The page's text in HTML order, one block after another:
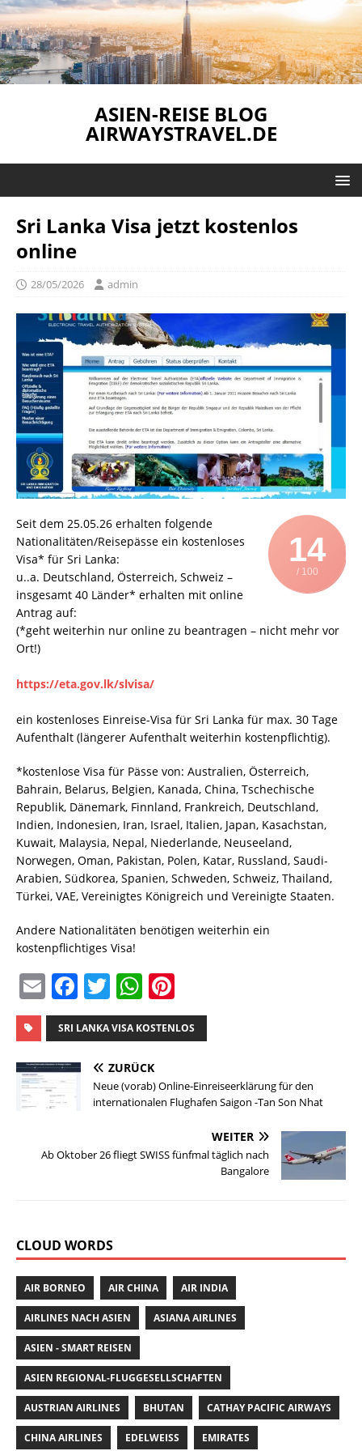
ASIEN-REISE BLOG
AIRWAYSTRAVEL.DE
Sri Lanka Visa jetzt kostenlos
online
28/05/2026 admin
14
/ 100
Seit dem 25.05.26 erhalten folgende
Nationalitäten/Reisepässe ein kostenloses
Visa* für Sri Lanka:
u..a. Deutschland, Österreich, Schweiz –
insgesamt 40 Länder* erhalten mit online
Antrag auf:
(*geht weiterhin nur online zu beantragen – nicht mehr vor
Ort!)
https://eta.gov.lk/slvisa/
ein kostenloses Einreise-Visa für Sri Lanka für max. 30 Tage
Aufenthalt (längerer Aufenthalt weiterhin kostenpflichtig).
*kostenlose Visa für Pässe von: Australien, Österreich,
Bahrain, Belarus, Belgien, Kanada, China, Tschechische
Republik, Dänemark, Finnland, Frankreich, Deutschland,
Indien, Indonesien, Iran, Israel, Italien, Japan, Kasachstan,
Kuwait, Malaysia, Nepal, Niederlande, Neuseeland,
Norwegen, Oman, Pakistan, Polen, Katar, Russland, Saudi-
Arabien, Südkorea, Spanien, Schweden, Schweiz, Thailand,
Türkei, VAE, Vereinigtes Königreich und Vereinigte Staaten.
Andere Nationalitäten benötigen weiterhin ein
kostenpflichtiges Visa!
E
m
ai
l
F
a
c
e
o
k
T
w
it
te
r
W
h
at
s
A
p
n
te
st
SRI LANKA VISA KOSTENLOS
ZURÜCK
Neue (vorab) Online-Einreiseerklärung für den
internationalen Flughafen Saigon -Tan Son Nhat
WEITER
Ab Oktober 26 fliegt SWISS fünfmal täglich nach
Bangalore
CLOUD WORDS
AIR BORNEO AIR CHINA AIR INDIA
AIRLINES NACH ASIEN ASIANA AIRLINES
ASIEN - SMART REISEN
ASIEN REGIONAL-FLUGGESELLSCHAFTEN
AUSTRIAN AIRLINES BHUTAN CATHAY PACIFIC AIRWAYS
CHINA AIRLINES EDELWEISS EMIRATES